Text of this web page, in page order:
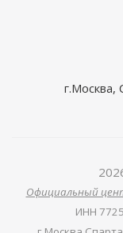
г.Москва,
Официальный
ИНН